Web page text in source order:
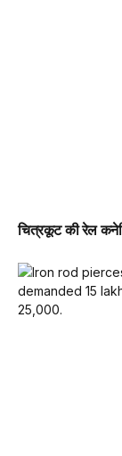
चित्रकूट की रेल